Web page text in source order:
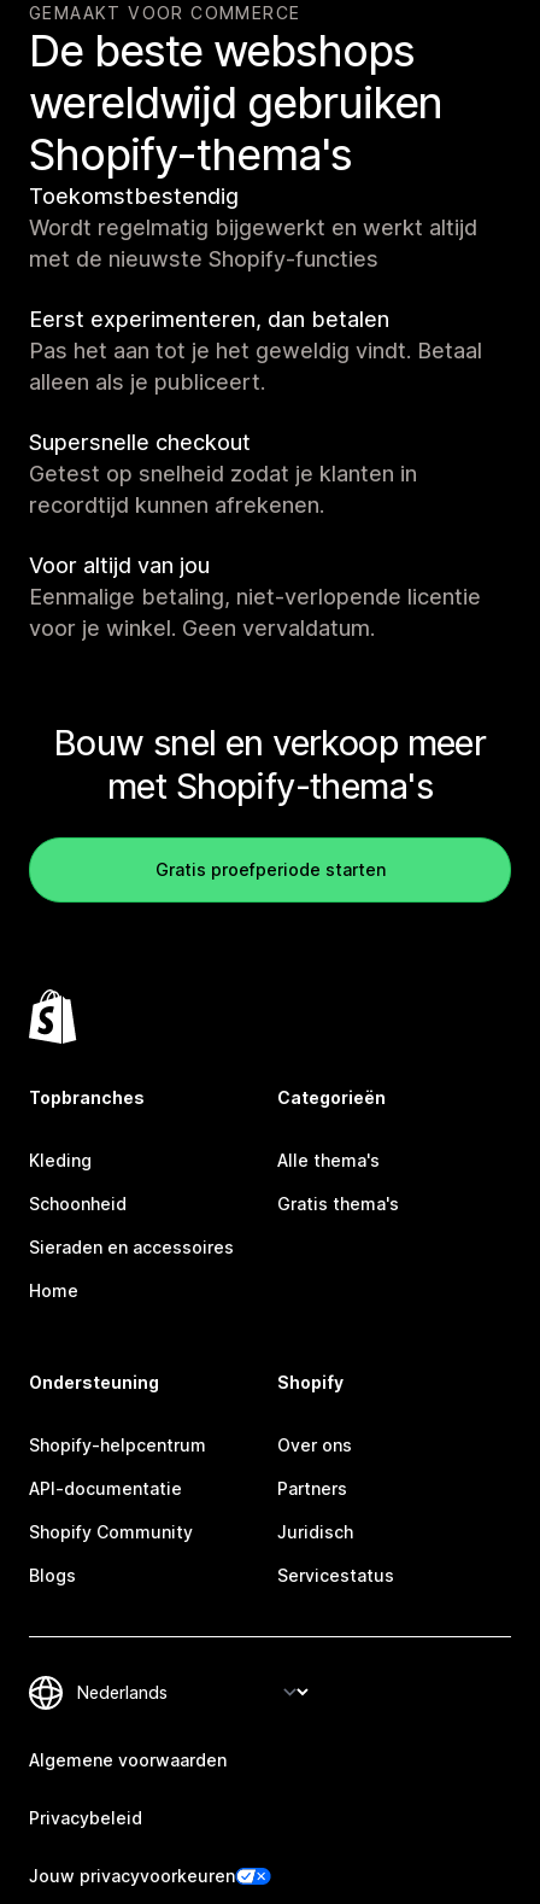
GEMAAKT VOOR COMMERCE
De beste webshops
wereldwijd gebruiken
Shopify-thema's
Toekomstbestendig
Wordt regelmatig bijgewerkt en werkt altijd
met de nieuwste Shopify-functies
Eerst experimenteren, dan betalen
Pas het aan tot je het geweldig vindt. Betaal
alleen als je publiceert.
Supersnelle checkout
Getest op snelheid zodat je klanten in
recordtijd kunnen afrekenen.
Voor altijd van jou
Eenmalige betaling, niet-verlopende licentie
voor je winkel. Geen vervaldatum.
Bouw snel en verkoop meer
met Shopify-thema's
Gratis proefperiode starten
Topbranches
Kleding
Schoonheid
Sieraden en accessoires
Home
Categorieën
Alle thema's
Gratis thema's
Ondersteuning
Shopify-helpcentrum
API-documentatie
Shopify Community
Blogs
Shopify
Over ons
Partners
Juridisch
Servicestatus
Algemene voorwaarden
Privacybeleid
Jouw privacyvoorkeuren